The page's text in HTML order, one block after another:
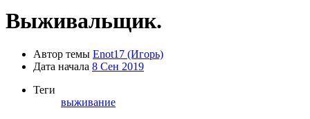
Выживальщик.
Автор темы Enot17 (Игорь)
Дата начала 8 Сен 2019
Теги
выживание